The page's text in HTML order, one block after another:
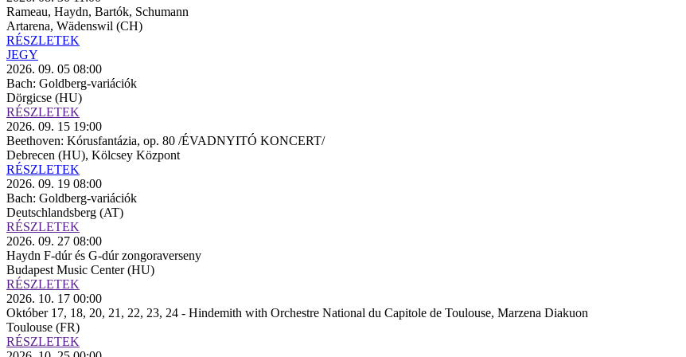
Rameau, Haydn, Bartók, Schumann
Artarena, Wädenswil (CH)
RÉSZLETEK
JEGY
2026. 09. 05 08:00
Bach: Goldberg-variációk
Dörgicse (HU)
RÉSZLETEK
2026. 09. 15 19:00
Beethoven: Kórusfantázia, op. 80 /ÉVADNYITÓ KONCERT/
Debrecen (HU), Kölcsey Központ
RÉSZLETEK
2026. 09. 19 08:00
Bach: Goldberg-variációk
Deutschlandsberg (AT)
RÉSZLETEK
2026. 09. 27 08:00
Haydn F-dúr és G-dúr zongoraverseny
Budapest Music Center (HU)
RÉSZLETEK
2026. 10. 17 00:00
Október 17, 18, 20, 21, 22, 23, 24 - Hindemith with Orchestre National du Capitole de Toulouse, Marzena Diakuon
Toulouse (FR)
RÉSZLETEK